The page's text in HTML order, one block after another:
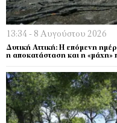
13:34 - 8 Αυγούστου 2026
Δυτική Αττική: Η επόμενη
η αποκατάσταση και η «μάχη»